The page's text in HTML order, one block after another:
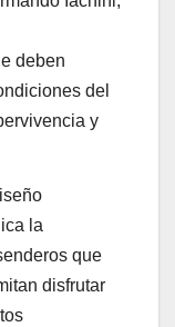
deben
del
y
la
que
disfrutar